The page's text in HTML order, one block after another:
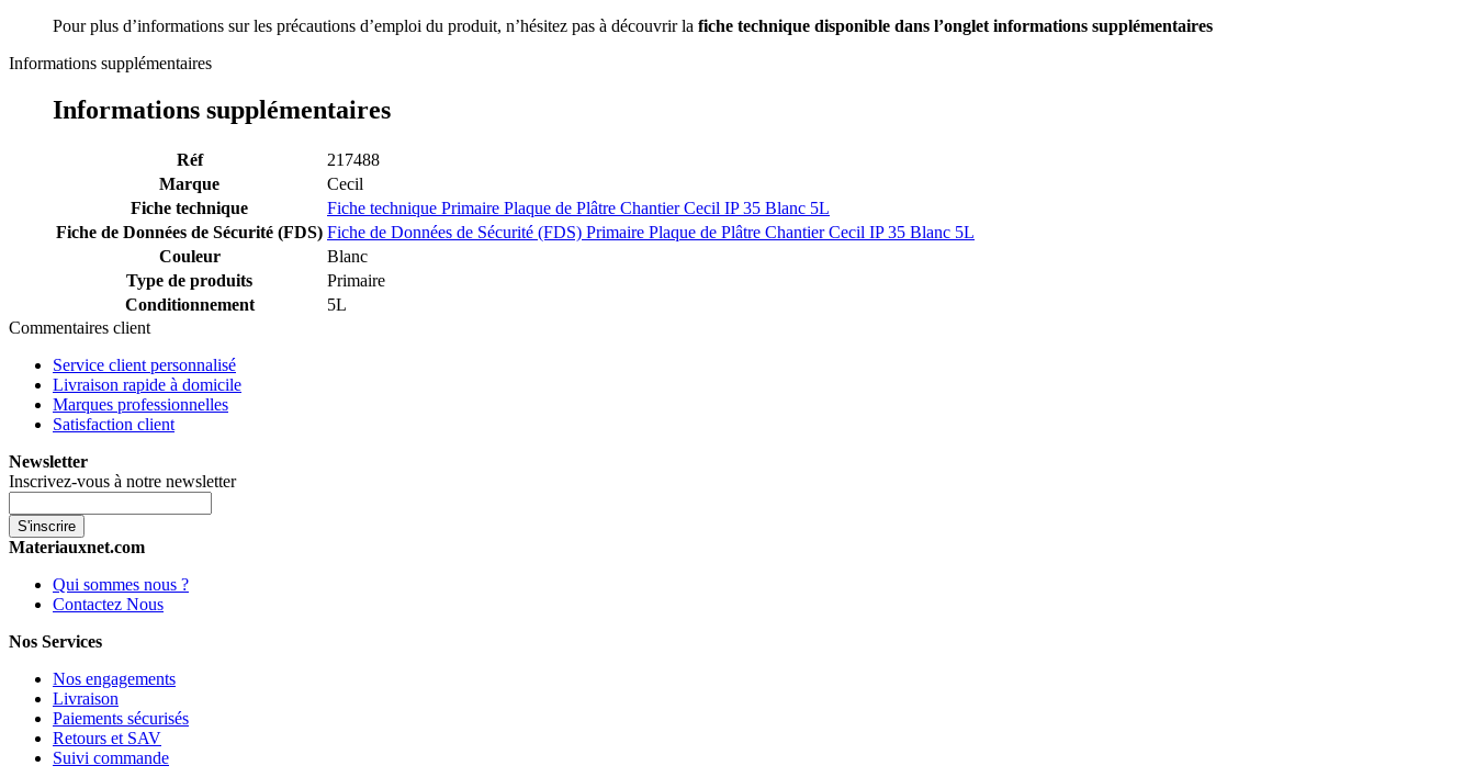
Pour plus d’informations sur les précautions d’emploi du produit, n’hésitez pas à découvrir la fiche technique disponible dans l’onglet informations supplémentaires
Informations supplémentaires
Informations supplémentaires
Réf
217488
Marque
Cecil
Fiche technique
Fiche technique Primaire Plaque de Plâtre Chantier Cecil IP 35 Blanc 5L
Fiche de Données de Sécurité (FDS) Fiche de Données de Sécurité (FDS) Primaire Plaque de Plâtre Chantier Cecil IP 35 Blanc 5L
Couleur
Blanc
Type de produits
Primaire
Conditionnement
5L
Commentaires client
Service client personnalisé
Livraison rapide à domicile
Marques professionnelles
Satisfaction client
Newsletter
Inscrivez-vous à notre newsletter
S'inscrire
Materiauxnet.com
Qui sommes nous ?
Contactez Nous
Nos Services
Nos engagements
Livraison
Paiements sécurisés
Retours et SAV
Suivi commande